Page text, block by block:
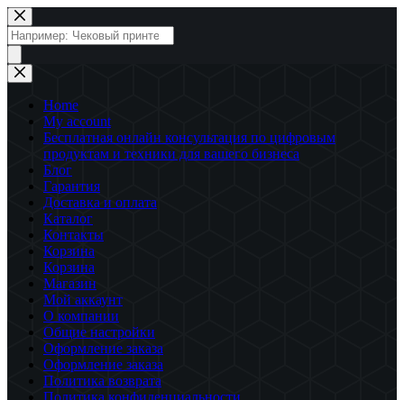
Перейти
к
сути
Поиск
товаров
Home
My account
Бесплатная онлайн консультация по цифровым
продуктам и техники для вашего бизнеса
Блог
Гарантия
Доставка и оплата
Каталог
Контакты
Корзина
Корзина
Магазин
Мой аккаунт
О компании
Общие настройки
Оформление заказа
Оформление заказа
Политика возврата
Политика конфиденциальности